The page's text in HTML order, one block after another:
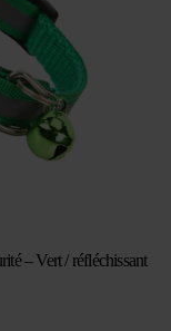
– Vert / réfléchissant